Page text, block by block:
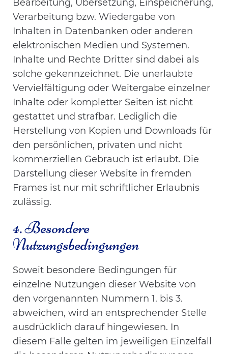
Bearbeitung, Übersetzung, Einspeicherung,
Verarbeitung bzw. Wiedergabe von
Inhalten in Datenbanken oder anderen
elektronischen Medien und Systemen.
Inhalte und Rechte Dritter sind dabei als
solche gekennzeichnet. Die unerlaubte
Vervielfältigung oder Weitergabe einzelner
Inhalte oder kompletter Seiten ist nicht
gestattet und strafbar. Lediglich die
Herstellung von Kopien und Downloads für
den persönlichen, privaten und nicht
kommerziellen Gebrauch ist erlaubt. Die
Darstellung dieser Website in fremden
Frames ist nur mit schriftlicher Erlaubnis
zulässig.
4. Besondere
Nutzungsbedingungen
Soweit besondere Bedingungen für
einzelne Nutzungen dieser Website von
den vorgenannten Nummern 1. bis 3.
abweichen, wird an entsprechender Stelle
ausdrücklich darauf hingewiesen. In
diesem Falle gelten im jeweiligen Einzelfall